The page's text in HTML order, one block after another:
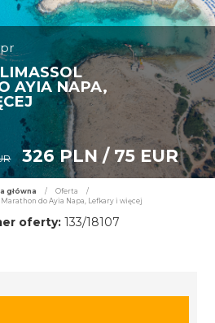
AYIA NAPA,
326 PLN / 75 EUR
główna / Oferta
/
do Ayia Napa, Lefkary i więcej
oferty:133/18107